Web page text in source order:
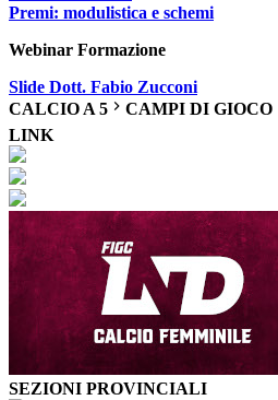
Premi: modulistica e schemi
Webinar Formazione
Slide Dott. Fabio Zucconi
CALCIO A 5
CAMPI DI GIOCO
LINK
SEZIONI PROVINCIALI